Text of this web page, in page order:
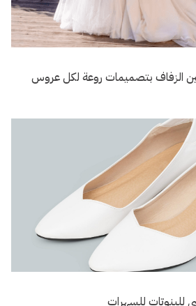
الزفاف بتصميمات روعة لكل عروس
للبنوتات للسهرات